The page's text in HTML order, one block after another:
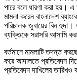
পারে বলে ধারণা করা হয়। এ
মামলা করেন বাংলাদেশ
পরিচালক জুবায়ের বিন
ব্যক্তিকে সরাসরি আসামি
বর্তমানে মামলাটি তদন্ত
করে আদালতে প্রতিবেদন
প্রতিবেদন দাখিলের তারিখও